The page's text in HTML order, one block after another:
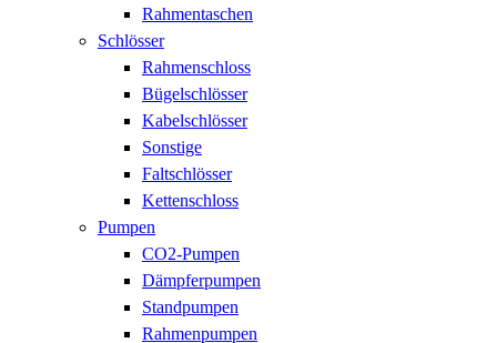
Rahmentaschen
Schlösser
Rahmenschloss
Bügelschlösser
Kabelschlösser
Sonstige
Faltschlösser
Kettenschloss
Pumpen
CO2-Pumpen
Dämpferpumpen
Standpumpen
Rahmenpumpen